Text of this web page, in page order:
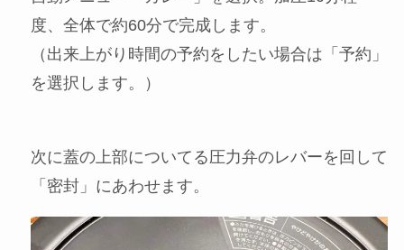
もありません。
STEP